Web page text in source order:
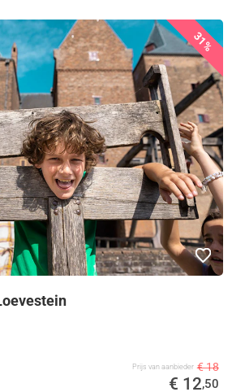
31%
Prijs van aanbieder € 18
€ 12,50